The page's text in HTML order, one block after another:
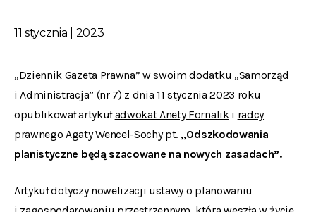
11 stycznia | 2023
„Dziennik Gazeta Prawna” w swoim dodatku „Samorząd
i Administracja” (nr 7) z dnia 11 stycznia 2023 roku
opublikował artykuładwokat Anety Fornaliki radcy
prawnego Agaty Wencel-Sochypt. „Odszkodowania
planistyczne będą szacowane na nowych zasadach”.
Artykuł dotyczy nowelizacji ustawy o planowaniu